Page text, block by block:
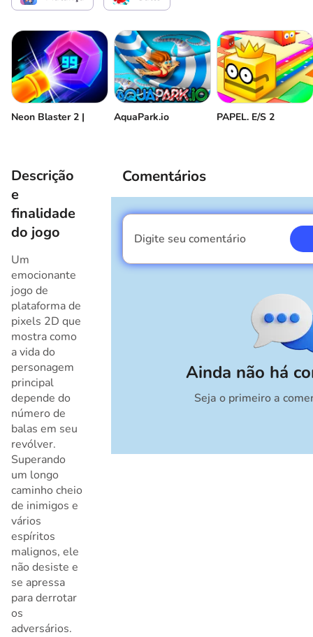
Neon Blaster 2 | AquaPark.io PAPEL. E/S 2
Descrição
e
finalidade
do jogo
Um
emocionante
jogo de
plataforma de
pixels 2D que
mostra como
a vida do
personagem
principal
depende do
número de
balas em seu
revólver.
Superando
um longo
caminho cheio
de inimigos e
vários
espíritos
malignos, ele
não desiste e
se apressa
para derrotar
os
adversários.
Comentários
Ainda não há
Seja o primeiro a
Digite seu comentário
Eu sou um garoto
Cancelar